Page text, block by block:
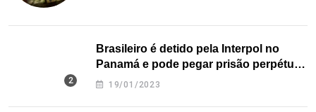
Brasileiro é detido pela Interpol no
Panamá e pode pegar prisão perpétua
nos EUA
19/01/2023